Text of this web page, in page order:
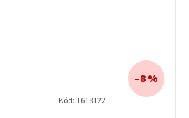
–8 %
Kód: 1618122